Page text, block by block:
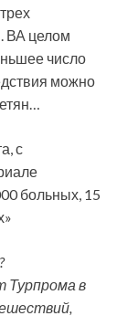
ВА целом
число
можно
с
больных, 15
Турпрома в